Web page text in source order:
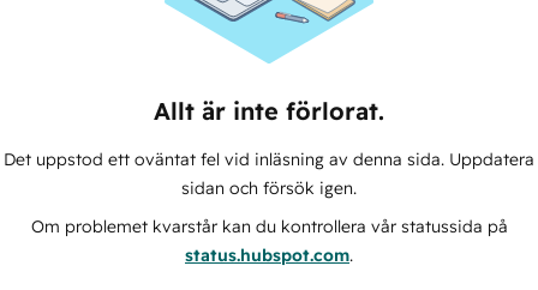
Allt är inte förlorat.
Det uppstod ett oväntat fel vid inläsning av denna sida. Uppdatera
sidan och försök igen.
Om problemet kvarstår kan du kontrollera vår statussida på
status.hubspot.com.